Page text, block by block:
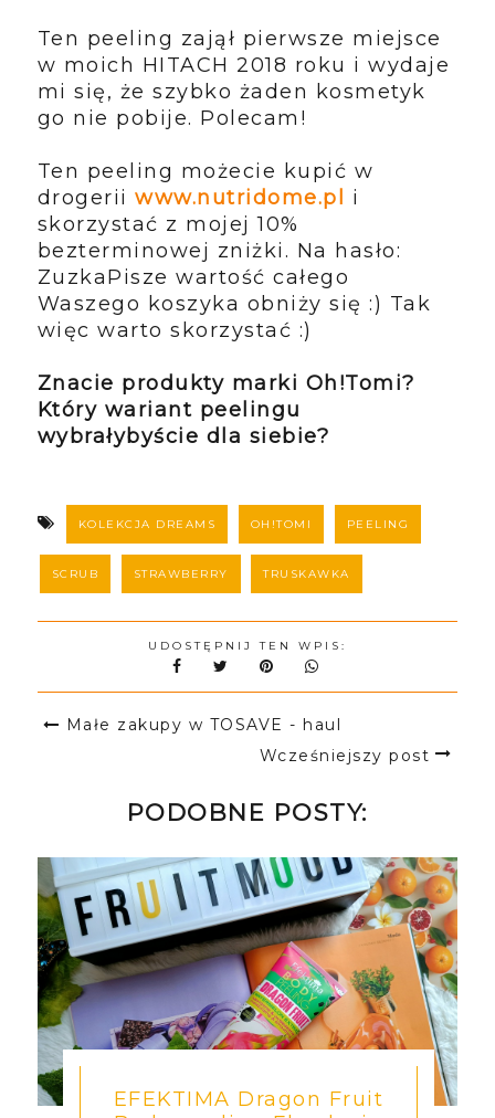
Ten peeling zajął pierwsze miejsce
w moich HITACH 2018 roku i wydaje
mi się, że szybko żaden kosmetyk
go nie pobije. Polecam!
Ten peeling możecie kupić w
drogeriiwww.nutridome.pl i
skorzystać z mojej 10%
bezterminowej zniżki. Na hasło:
ZuzkaPisze wartość całego
Waszego koszyka obniży się :) Tak
więc warto skorzystać :)
Znacie produkty marki Oh!Tomi?
Który wariant peelingu
wybrałybyście dla siebie?
KOLEKCJA DREAMS OH!TOMI PEELING
SCRUB STRAWBERRY TRUSKAWKA
UDOSTĘPNIJ TEN WPIS:
Małe zakupy w TOSAVE - haul
Wcześniejszy post
PODOBNE POSTY:
EFEKTIMA Dragon Fruit